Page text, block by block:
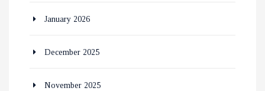
January 2026
December 2025
November 2025